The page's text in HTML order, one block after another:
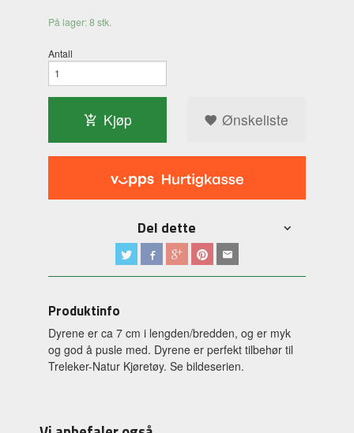
På lager: 8 stk.
Antall
Kjøp Ønskeliste
Del dette
Produktinfo
Dyrene er ca 7 cm i lengden/bredden, og er myk
og god å pusle med. Dyrene er perfekt tilbehør til
Treleker-Natur Kjøretøy. Se bildeserien.